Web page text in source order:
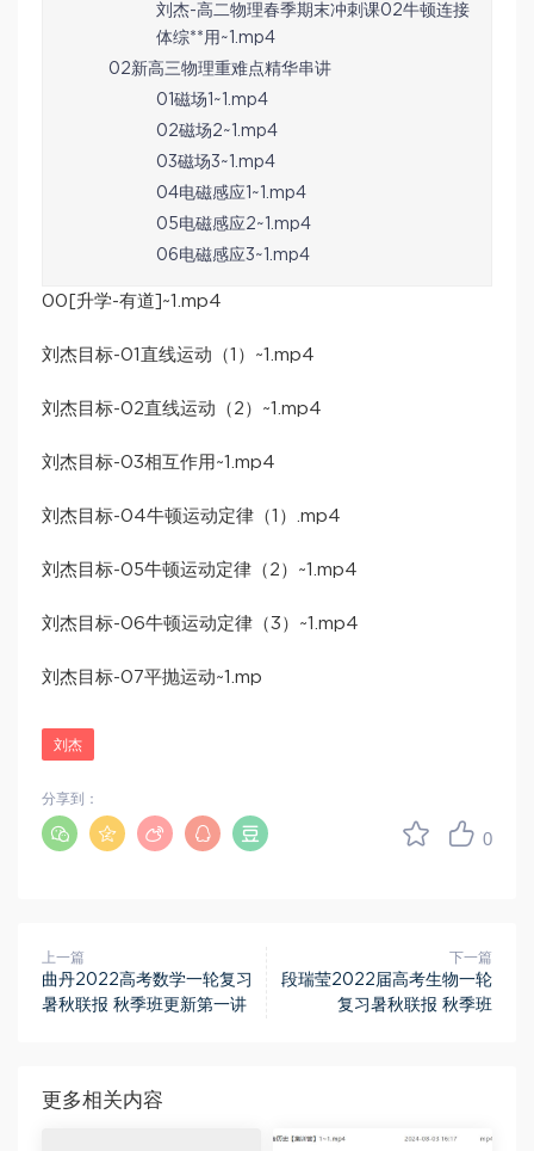
刘杰-高二物理春季期末冲刺课02牛顿连接
体综**用~1.mp4
02新高三物理重难点精华串讲
01磁场1~1.mp4
02磁场2~1.mp4
03磁场3~1.mp4
04电磁感应1~1.mp4
05电磁感应2~1.mp4
06电磁感应3~1.mp4
00[升学-有道]~1.mp4
刘杰目标-01直线运动（1）~1.mp4
刘杰目标-02直线运动（2）~1.mp4
刘杰目标-03相互作用~1.mp4
刘杰目标-04牛顿运动定律（1）.mp4
刘杰目标-05牛顿运动定律（2）~1.mp4
刘杰目标-06牛顿运动定律（3）~1.mp4
刘杰目标-07平抛运动~1.mp
刘杰
0
分享到：
上一篇
曲丹2022高考数学一轮复习
暑秋联报 秋季班更新第一讲
下一篇
段瑞莹2022届高考生物一轮
复习暑秋联报 秋季班
更多相关内容